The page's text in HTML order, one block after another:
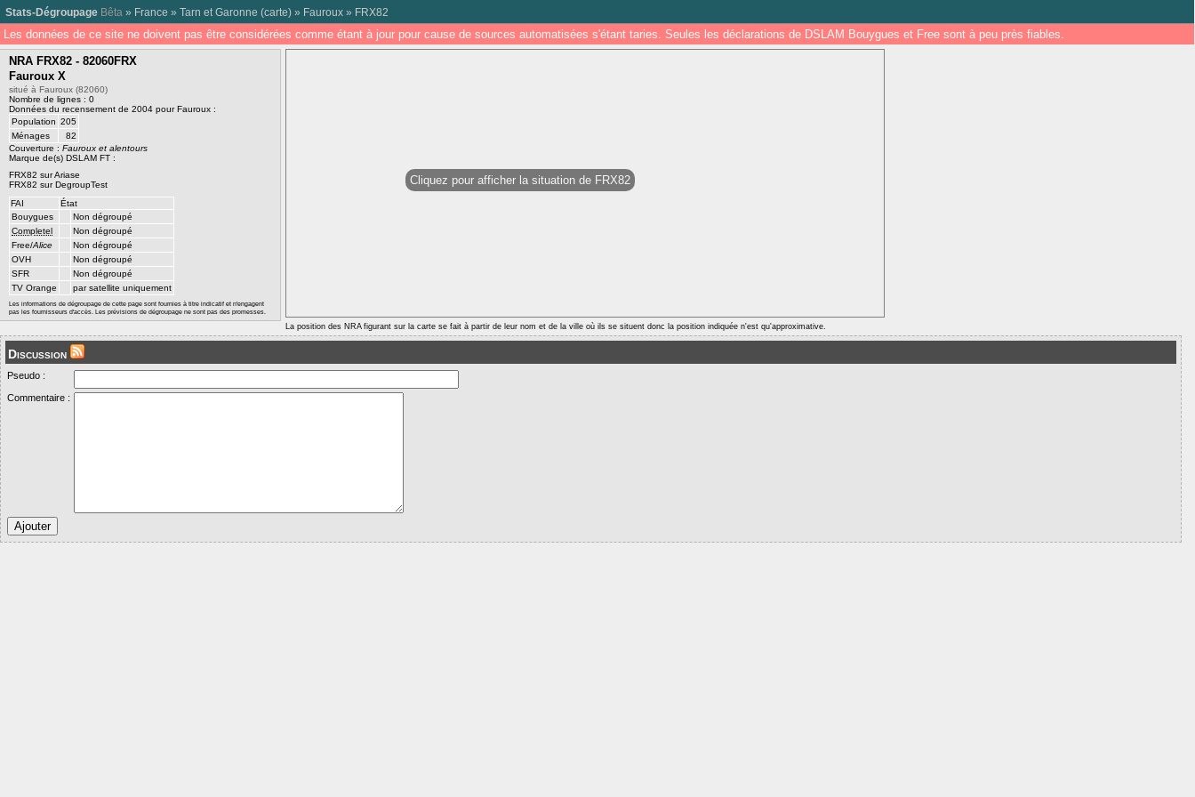
Stats-Dégroupage Bêta » France » Tarn et Garonne (carte) » Fauroux » FRX82
Les données de ce site ne doivent pas être considérées comme étant à jour pour cause de sources automatisées s'étant taries. Seules les déclarations de DSLAM Bouygues et Free sont à peu près fiables.
NRA FRX82 - 82060FRX
Fauroux X
situé à Fauroux (82060)
Nombre de lignes : 0
Données du recensement de 2004 pour Fauroux :
Population 205
Ménages
82
Couverture : Fauroux et alentours
Marque de(s) DSLAM FT :
FRX82 sur Ariase
FRX82 sur DegroupTest
FAI
État
Bouygues
Non dégroupé
Completel
Non dégroupé
Free/Alice
Non dégroupé
OVH
Non dégroupé
SFR
Non dégroupé
TV Orange
par satellite uniquement
Les informations de dégroupage de cette page sont fournies à titre indicatif et n'engagent
pas les fournisseurs d'accès. Les prévisions de dégroupage ne sont pas des promesses.
Cliquez pour afficher la situation de FRX82
La position des NRA figurant sur la carte se fait à partir de leur nom et de la ville où ils se situent donc la position indiquée n'est qu'approximative.
Discussion
Pseudo :
Commentaire :